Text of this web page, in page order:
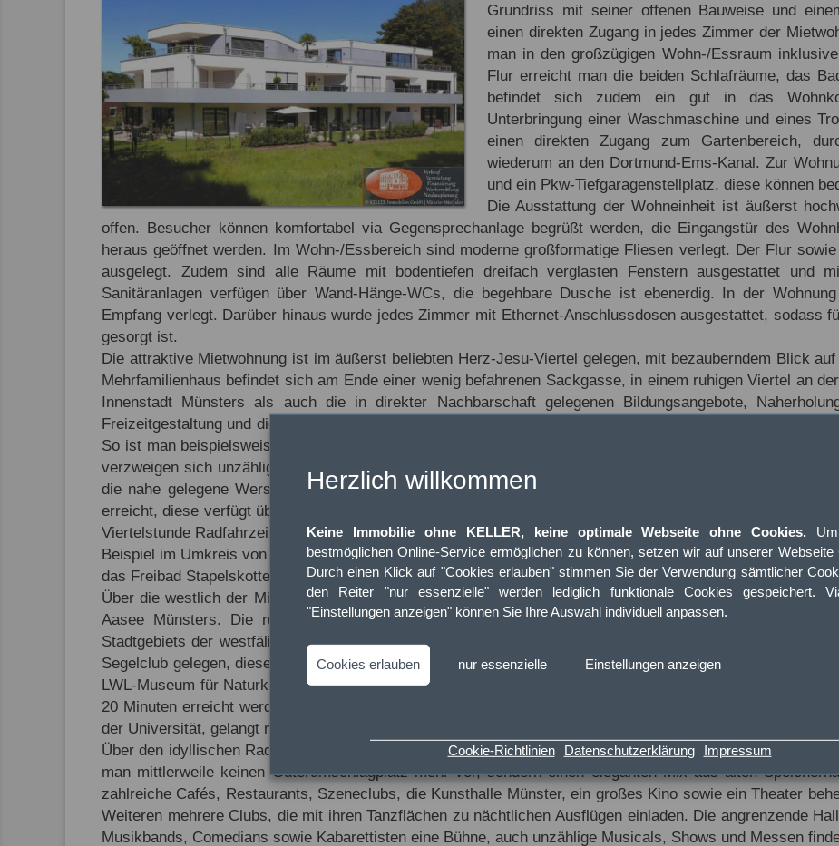
Herzlich willkommen
Keine Immobilie ohne KELLER, keine optimale Webseite ohne Cookies.
bestmöglichen Online-Service ermöglichen zu können, setzen wir auf unserer Webseite
Durch einen Klick auf "Cookies erlauben" stimmen Sie der Verwendung sämtlicher
den Reiter "nur essenzielle" werden lediglich funktionale Cookies gespeichert.
"Einstellungen anzeigen" können Sie Ihre Auswahl individuell anpassen.
Cookies erlauben nur essenzielle Einstellungen anzeigen
Cookie-Richtlinien Datenschutzerklärung Impressum
Grundriss mit seiner offenen Bauweise und
einen direkten Zugang in jedes Zimmer der
man in den großzügigen Wohn-/Essraum
Flur erreicht man die beiden Schlafräume, das
befindet sich zudem ein gut in das
Unterbringung einer Waschmaschine und eines
einen direkten Zugang zum Gartenbereich,
wiederum an den Dortmund-Ems-Kanal. Zur
und ein Pkw-Tiefgaragenstellplatz, diese können
Die Ausstattung der Wohneinheit ist äußerst
offen. Besucher können komfortabel via Gegensprechanlage begrüßt werden, die Eingangstür des
heraus geöffnet werden. Im Wohn-/Essbereich sind moderne großformatige Fliesen verlegt. Der Flur
ausgelegt. Zudem sind alle Räume mit bodentiefen dreifach verglasten Fenstern ausgestattet und
Sanitäranlagen verfügen über Wand-Hänge-WCs, die begehbare Dusche ist ebenerdig. In der
Empfang verlegt. Darüber hinaus wurde jedes Zimmer mit Ethernet-Anschlussdosen ausgestattet, sodass
gesorgt ist.
Die attraktive Mietwohnung ist im äußerst beliebten Herz-Jesu-Viertel gelegen, mit bezauberndem Blick
Mehrfamilienhaus befindet sich am Ende einer wenig befahrenen Sackgasse, in einem ruhigen Viertel an
Innenstadt Münsters als auch die in direkter Nachbarschaft gelegenen Bildungsangebote,
Freizeitgestaltung und die exzellente Gesundheitsversorgung, bei gleichzeitiger Nähe zur Natur, machen
So ist man beispielsweise nach lediglich sechs Minuten Radfahrzeit, in Richtung Südosten, bereits
verzweigen sich unzählige idyllische Wege, die sich ideal zum Joggen, Walken als auch für ausgiebige
die nahe gelegene Werse Gelegenheit zum Kanufahren. Mit dem Rad hat man innerhalb von nur
erreicht, diese verfügt über einen Kanuverleih sowie über eine Minigolfbahn. Den nächsten Golfplatz mit
Viertelstunde Radfahrzeit. Sportbegeisterte haben zudem sehr kurze Wege zu einer Vielzahl an
Beispiel im Umkreis von nur 400 Meter zur Wohnung einen Ruder-, Fußball- und Tennisverein. Das
das Freibad Stapelskotten in ungefähr zwölf Minuten erreicht. Zur nächsten Reitsportanlage benötigt man elf
Über die westlich der Mietwohnung gelegene Promenade, an zahlreichen Grünflächen entlang, erreicht
Aasee Münsters. Die rund fünf Kilometer lange Strecke um den See bietet ihren Besuchern ein
Stadtgebiets der westfälischen Metropole. Zahlreiche Restaurants direkt am See laden auf kulinarische
Segelclub gelegen, dieser bietet Jung und Alt vielfältige Möglichkeiten der Segelausbildung. Das in
LWL-Museum für Naturkunde mit Planetarium, Mühlenhof-Freilichtmuseum als auch der Allwetterzoo
20 Minuten erreicht werden. Zum Fürstbischöflichen Schloss, inklusive Schlosspark mit Botanischem
der Universität, gelangt man innerhalb einer Viertelstunde.
Über den idyllischen Radweg, direkt am Kanal entlang, ist der Hafen Münsters in unter fünf Minuten
man mittlerweile keinen Güterumschlagplatz mehr vor, sondern einen eleganten Mix aus alten
zahlreiche Cafés, Restaurants, Szeneclubs, die Kunsthalle Münster, ein großes Kino sowie ein Theater
Weiteren mehrere Clubs, die mit ihren Tanzflächen zu nächtlichen Ausflügen einladen. Die angrenzende
Musikbands, Comedians sowie Kabarettisten eine Bühne, auch unzählige Musicals, Shows und Messen